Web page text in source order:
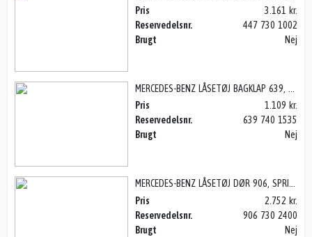
Pris
3.161 kr.
Reservedelsnr.
447 730 1002
Brugt
Nej
Pris
1.109 kr.
Reservedelsnr.
639 740 1535
Brugt
Nej
MERCEDES-BENZ LÅSETØJ DØR 906, SPRINTER W906 06>
Pris
2.752 kr.
Reservedelsnr.
906 730 2400
Brugt
Nej